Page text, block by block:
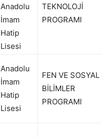
Anadolu
İmam
Hatip
Lisesi
TEKNOLOJİ
PROGRAMI
Anadolu
İmam
Hatip
Lisesi
FEN VE SOSYAL
BİLİMLER
PROGRAMI